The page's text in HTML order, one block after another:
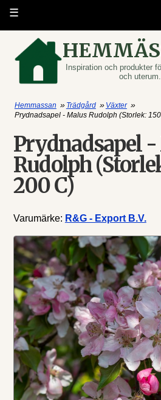
Inspiration och produkter
och uterum.
☰
Hemmassan » Trädgård » Växter »
Prydnadsapel - Malus Rudolph (Storlek:
Prydnadsapel
Rudolph
200 C)
Varumärke: R&G - Export B.V.